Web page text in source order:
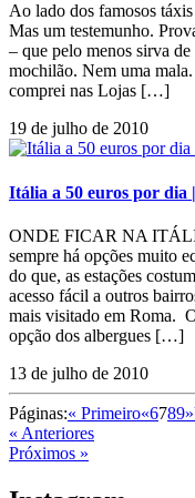
Ao lado dos famosos
Mas um testemunho.
– que pelo menos sirva
mochilão. Nem uma
comprei nas Lojas […]
19 de julho de 2010
Itália a 50 euros por dia
ONDE FICAR NA
sempre há opções muito
do que, as estações
acesso fácil a outros
mais visitado em Roma.
opção dos albergues […]
13 de julho de 2010
Páginas:« Primeiro«6789»
« Anteriores
Próximos »